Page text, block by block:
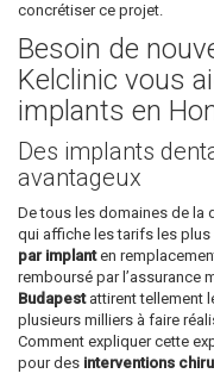
concrétiser ce projet.
Besoin de
Kelclinic vous
implants en
Des implants
avantageux
De tous les domaines de la
qui affiche les tarifs les plus
par implanten
remboursé par l’assurance
Budapestattirent tellement
plusieurs milliers à faire
Comment expliquer cette
pour des interventions